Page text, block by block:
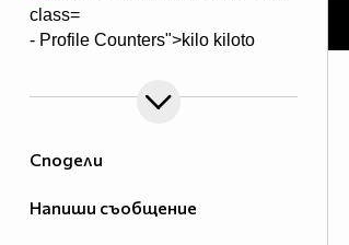
Сподели
Напиши съобщение
- Profile Counters">kilo kiloto